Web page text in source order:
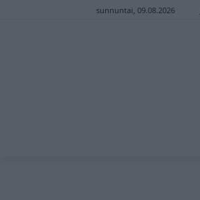
sunnuntai, 09.08.2026